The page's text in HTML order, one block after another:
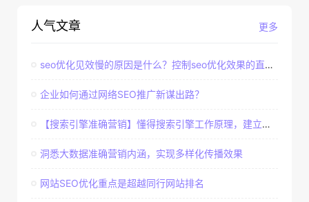
更多
人气文章
seo优化见效慢的原因是什么？控制seo优化效果的直接因素
企业如何通过网络SEO推广新谋出路？
【搜索引擎准确营销】懂得搜索引擎工作原理，建立准确客户群体
洞悉大数据准确营销内涵，实现多样化传播效果
网站SEO优化重点是超越同行网站排名